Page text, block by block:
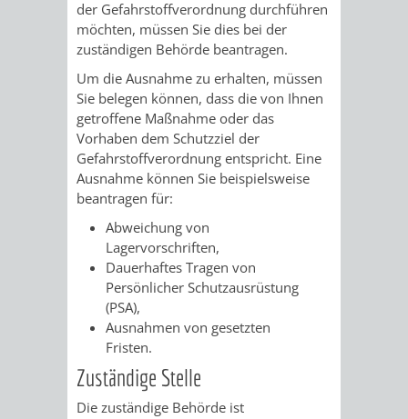
HILFE
MENSCHEN
MIT
BEHINDERUNG
MENSCHEN
MIT
DEMENZ
MIGRANTEN
FLÜCHTLINGE
BAUHERREN
BAUHERRENBERATUNG
GRUNDSTÜCKSWERTERMITTLUNG
DENKMALSCHUTZ
AUFGABEN
UNTEREN
STEUERVORTEILE
SATZUNGEN
IM
VERKAUF
VERKAUF
BERATUNGSERGEBNISSE
TAGESORDNUNG
/
SITZUNGSUNTERLAGEN
UMLEGUNGSAUSSCHUSS
BERATENDE
AUSSCHÜSSE
RATHAUS
der Gefahrstoffverordnung durchführen
möchten, müssen Sie dies bei der
zuständigen Behörde beantragen.
Um die Ausnahme zu erhalten, müssen
Sie belegen können, dass die von Ihnen
getroffene Maßnahme oder das
Vorhaben dem Schutzziel der
Gefahrstoffverordnung entspricht. Eine
Ausnahme können Sie beispielsweise
beantragen für:
Abweichung von
Lagervorschriften,
Dauerhaftes Tragen von
Persönlicher Schutzausrüstung
(PSA),
Ausnahmen von gesetzten
Fristen.
Zuständige Stelle
Die zuständige Behörde ist